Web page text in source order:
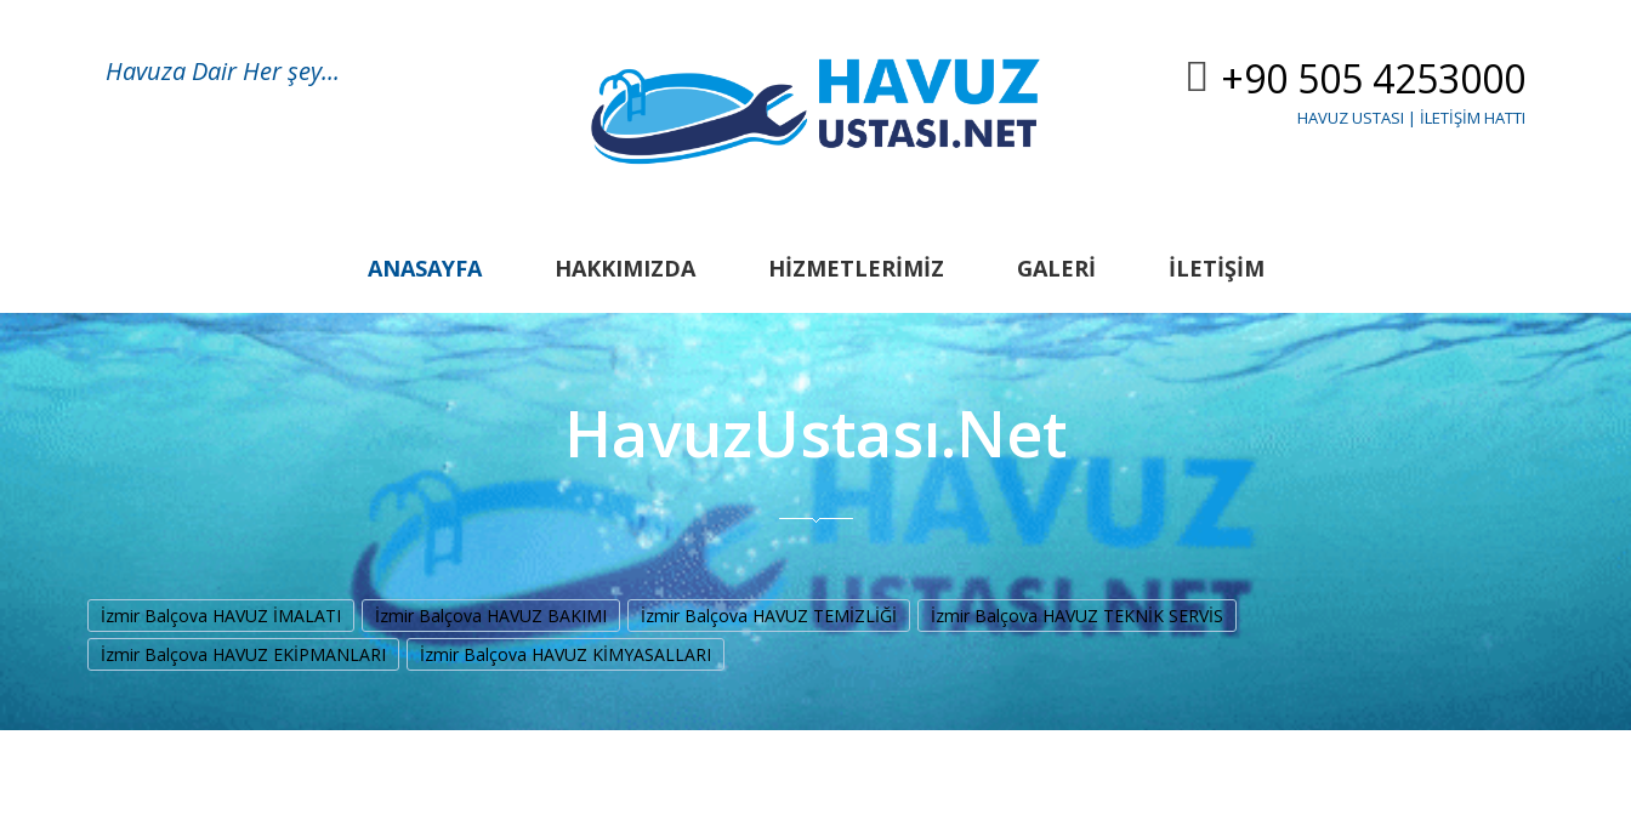
+90 505 4253000
HAVUZ USTASI | İLETIŞIM HATTI
Havuza Dair Her şey...
ANASAYFA HAKKIMIZDA HIZMETLERIMIZ GALERI İLETIŞIM
HavuzUstası.Net
İzmir Balçova HAVUZ İMALATI İzmir Balçova HAVUZ BAKIMI İzmir Balçova HAVUZ TEMİZLİĞİ
İzmir Balçova HAVUZ TEKNİK SERVİS
İzmir Balçova HAVUZ EKİPMANLARI
İzmir Balçova HAVUZ KİMYASALLARI